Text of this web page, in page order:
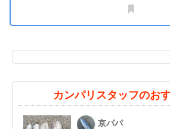
カンパリスタッフのお
京パパ